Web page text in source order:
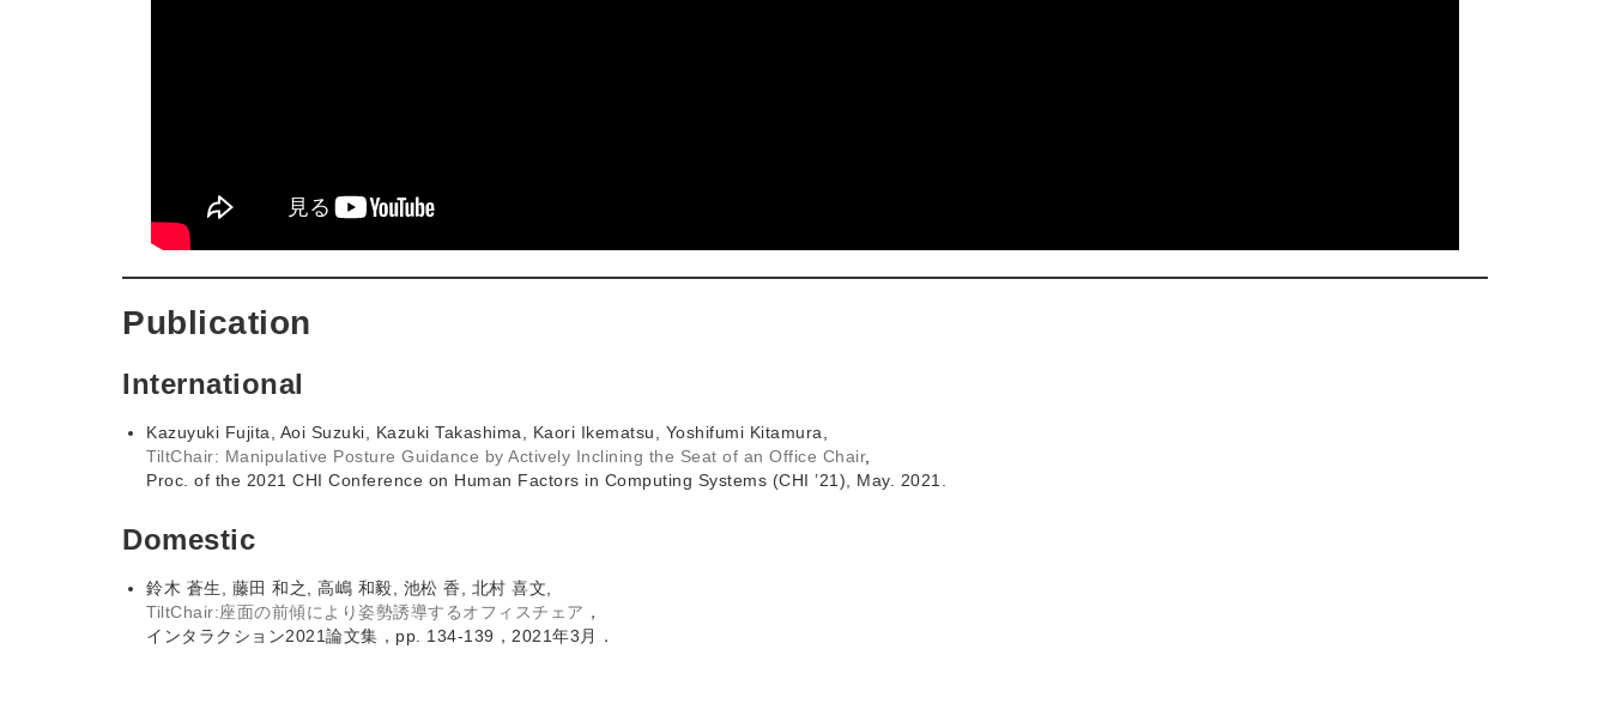
Publication
International
Kazuyuki Fujita, Aoi Suzuki, Kazuki Takashima, Kaori Ikematsu, Yoshifumi Kitamura,
TiltChair: Manipulative Posture Guidance by Actively Inclining the Seat of an Office Chair,
Proc. of the 2021 CHI Conference on Human Factors in Computing Systems (CHI ’21), May. 2021.
Domestic
鈴木 蒼生, 藤田 和之, 高嶋 和毅, 池松 香, 北村 喜文,
TiltChair:座面の前傾により姿勢誘導するオフィスチェア ，
インタラクション2021論文集，pp. 134-139，2021年3月．